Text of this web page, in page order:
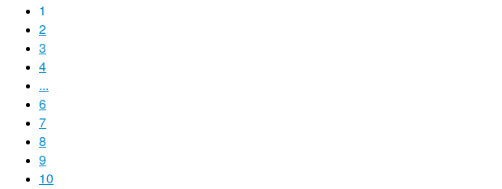
1
2
3
4
...
6
7
8
9
10